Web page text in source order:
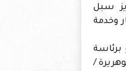
سبل
وخدمة
برئاسة
/